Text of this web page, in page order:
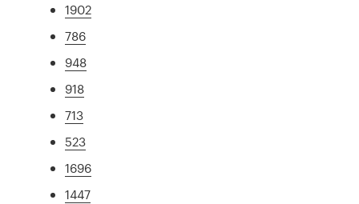
1902
786
948
918
713
523
1696
1447